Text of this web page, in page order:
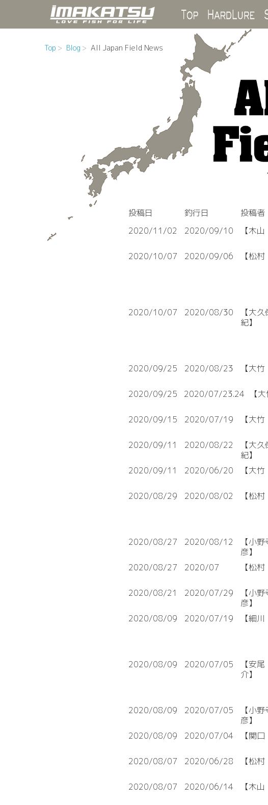
Top
Top Blog All Japan Field News
投稿日 釣行日 投稿者
2020/11/02
2020/09/10 【木
2020/10/07
2020/09/06 【松
2020/10/07 2020/08/30
【大
紀】
2020/09/25 2020/08/23 【大
2020/09/25
2020/07/23.24 【
2020/09/15 2020/07/19 【大
2020/09/11 2020/08/22
【大
紀】
2020/09/11 2020/06/20 【大
2020/08/29 2020/08/02 【松
2020/08/27 2020/08/12
【小
彦】
2020/08/27 2020/07 【松
2020/08/21
2020/07/29
【小
彦】
2020/08/09 2020/07/19 【細
2020/08/09 2020/07/05
【安
介】
2020/08/09 2020/07/05
【小
彦】
2020/08/09 2020/07/04 【関
2020/08/07 2020/06/28 【松
2020/08/07
2020/06/14 【木